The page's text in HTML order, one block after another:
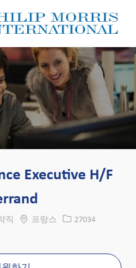
Executive H/F
직 위치프랑스 Job ID27034